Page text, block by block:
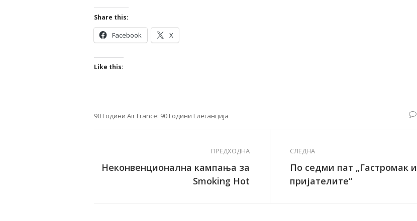
Share this:
Facebook X
Like this:
90 Години Air France: 90 Години Елеганција
ПРЕДХОДНА
Неконвенционална кампања за
Smoking Hot
СЛЕДНА
По седми пат „Гастромак и
пријателите“